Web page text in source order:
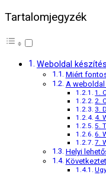
Tartalomjegyzék
Weboldal
Miért
A
1.
2.
3.
4.
5.
6.
7.
Helyi